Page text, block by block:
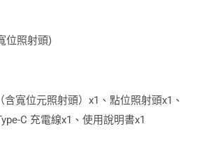
位照射頭)
寬位元照射頭）x1、點位照射頭x1、
C 充電線x1、使用說明書x1